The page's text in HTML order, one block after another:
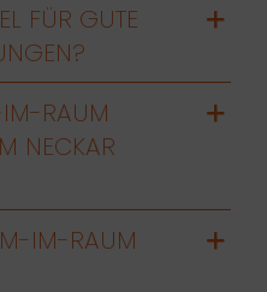
FÜR GUTE
RAUM
NECKAR
IM-RAUM